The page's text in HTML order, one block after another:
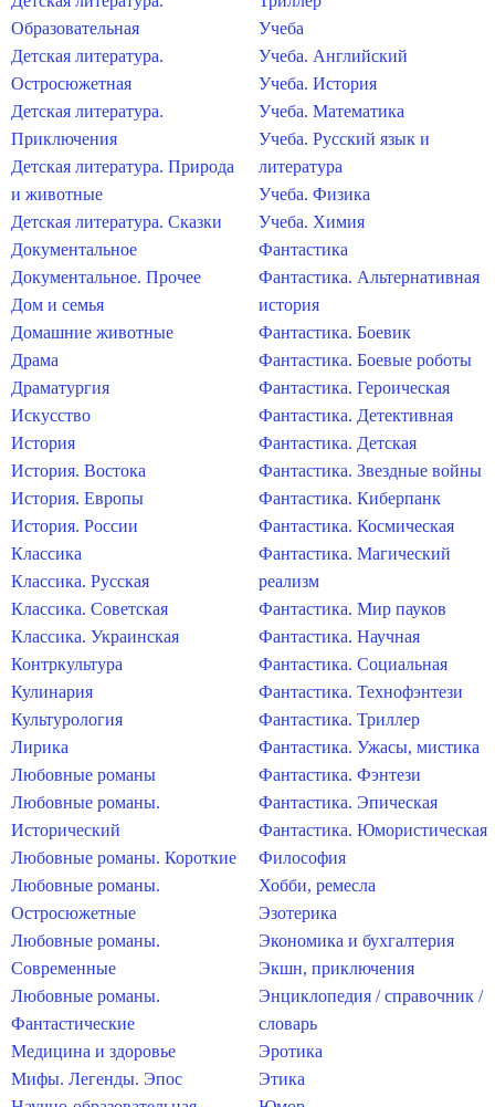
Образовательная
Детская литература.
Остросюжетная
Детская литература.
Приключения
Детская литература. Природа
и животные
Детская литература. Сказки
Документальное
Документальное. Прочее
Дом и семья
Домашние животные
Драма
Драматургия
Искусство
История
История. Востока
История. Европы
История. России
Классика
Классика. Русская
Классика. Советская
Классика. Украинская
Контркультура
Кулинария
Культурология
Лирика
Любовные романы
Любовные романы.
Исторический
Любовные романы. Короткие
Любовные романы.
Остросюжетные
Любовные романы.
Современные
Любовные романы.
Фантастические
Медицина и здоровье
Мифы. Легенды. Эпос
Учеба
Учеба. Английский
Учеба. История
Учеба. Математика
Учеба. Русский язык и
литература
Учеба. Физика
Учеба. Химия
Фантастика
Фантастика. Альтернативная
история
Фантастика. Боевик
Фантастика. Боевые роботы
Фантастика. Героическая
Фантастика. Детективная
Фантастика. Детская
Фантастика. Звездные войны
Фантастика. Киберпанк
Фантастика. Космическая
Фантастика. Магический
реализм
Фантастика. Мир пауков
Фантастика. Научная
Фантастика. Социальная
Фантастика. Технофэнтези
Фантастика. Триллер
Фантастика. Ужасы, мистика
Фантастика. Фэнтези
Фантастика. Эпическая
Фантастика. Юмористическая
Философия
Хобби, ремесла
Эзотерика
Экономика и бухгалтерия
Экшн, приключения
Энциклопедия / справочник /
словарь
Эротика
Этика